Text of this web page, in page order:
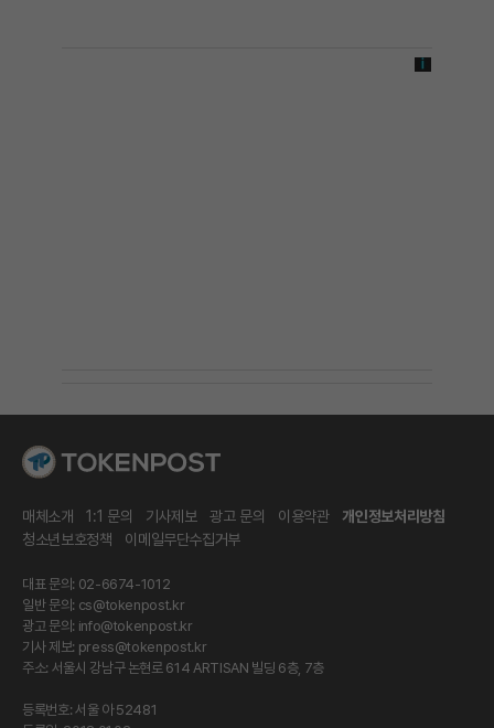
매체소개 1:1 문의 기사제보 광고 문의 이용약관
개인정보처리방침
청소년보호정책
이메일무단수집거부
대표 문의: 02-6674-1012
일반 문의: cs@tokenpost.kr
광고 문의: info@tokenpost.kr
기사 제보: press@tokenpost.kr
주소: 서울시 강남구 논현로 614 ARTISAN 빌딩 6층, 7층
등록번호: 서울 아 52481